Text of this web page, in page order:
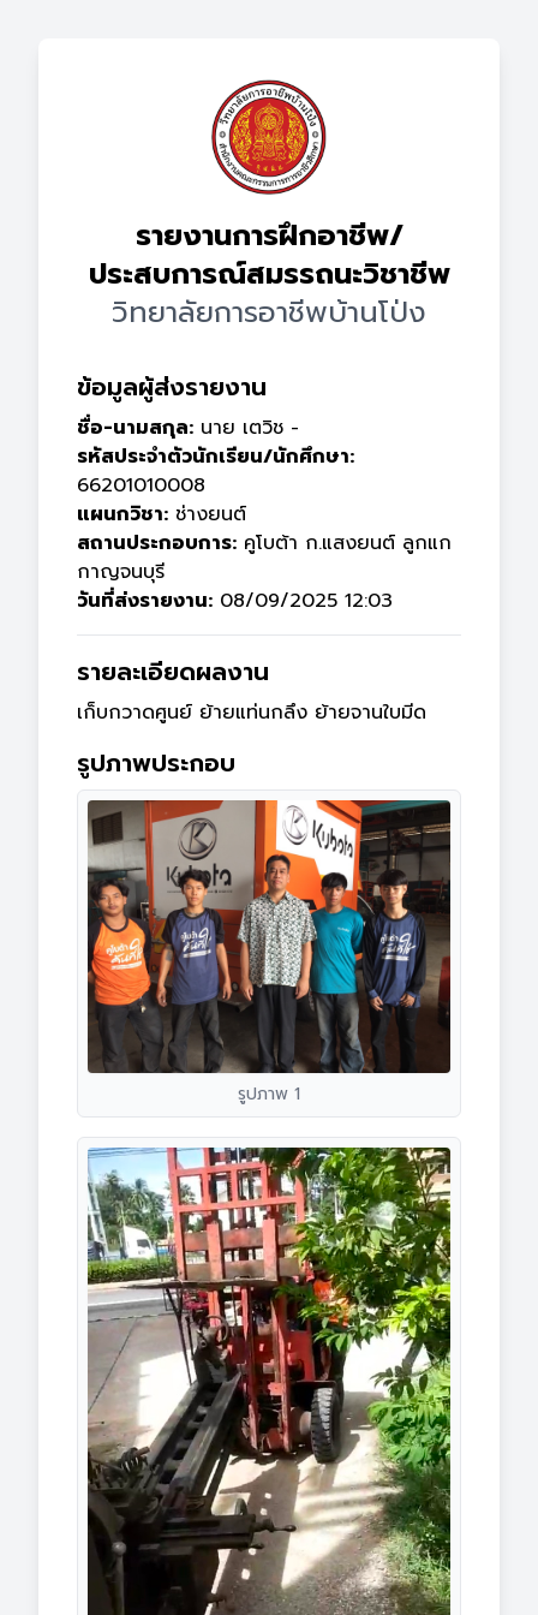
รายงานการฝึกอาชีพ/
ประสบการณ์สมรรถนะวิชาชีพ
วิทยาลัยการอาชีพบ้านโป่ง
ข้อมูลผู้ส่งรายงาน
ชื่อ-นามสกุล: นาย เตวิช -
รหัสประจำตัวนักเรียน/นักศึกษา:
66201010008
แผนกวิชา: ช่างยนต์
สถานประกอบการ: คูโบต้า ก.แสงยนต์ ลูกแก
กาญจนบุรี
วันที่ส่งรายงาน: 08/09/2025 12:03
รายละเอียดผลงาน
เก็บกวาดศูนย์ ย้ายแท่นกลึง ย้ายจานใบมีด
รูปภาพประกอบ
รูปภาพ 1